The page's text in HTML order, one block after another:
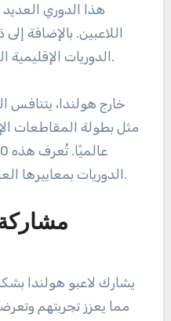
هذا الدوري
اللاعبين. بالإضافة
الدوريات الإقليمية التي تعمل كقنوات للتوبكلاسي.
خارج هولندا، يتنافس
مثل بطولة المقاطعات
الدوريات بمعاييرها العالية وتجذب المواهب الدولية.
يشارك لاعبو هولندا
مما يعزز تجربتهم